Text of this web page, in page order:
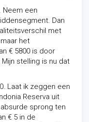
Neem een
Dan
met
het
€ 5800 is door
stelling is nu dat
Laat ik zeggen een
Reserva uit
sprong ten
€ 5 in de